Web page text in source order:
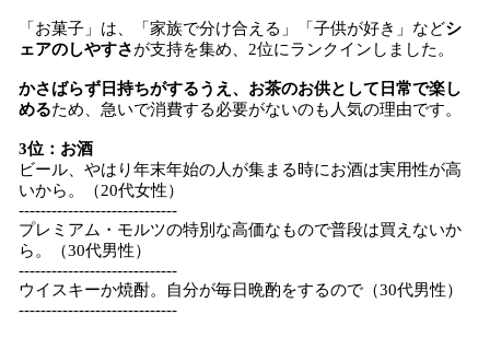
「お菓子」は、「家族で分け合える」「子供が好き」などシ
ェアのしやすさが支持を集め、2位にランクインしました。
かさばらず日持ちがするうえ、お茶のお供として日常で楽し
めるため、急いで消費する必要がないのも人気の理由です。
3位：お酒
ビール、やはり年末年始の人が集まる時にお酒は実用性が高
いから。（20代女性）
-----------------------------
プレミアム・モルツの特別な高価なもので普段は買えないか
ら。（30代男性）
-----------------------------
ウイスキーか焼酎。自分が毎日晩酌をするので（30代男性）
-----------------------------